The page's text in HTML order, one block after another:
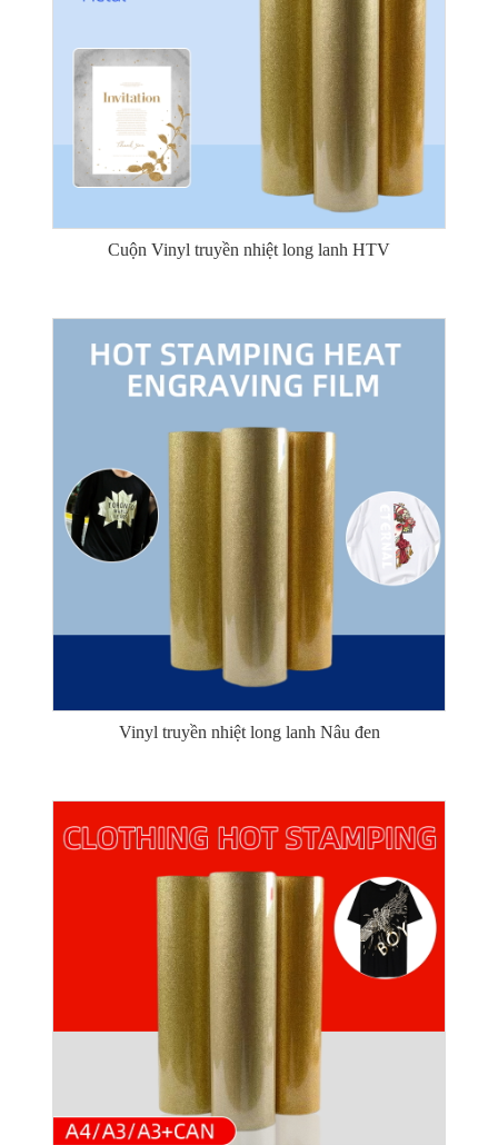
Cuộn Vinyl truyền nhiệt long lanh HTV
Vinyl truyền nhiệt long lanh Nâu đen